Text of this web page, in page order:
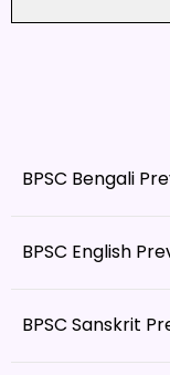
BPSC Bengali
BPSC English
BPSC Sanskrit